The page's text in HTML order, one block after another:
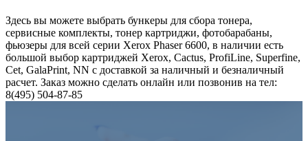
Здесь вы можете выбрать бункеры для сбора тонера,
сервисные комплекты, тонер картриджи, фотобарабаны,
фьюзеры для всей серии Xerox Phaser 6600, в наличии есть
большой выбор картриджей Xerox, Cactus, ProfiLine, Superfine,
Cet, GalaPrint, NN с доставкой за наличный и безналичный
расчет. Заказ можно сделать онлайн или позвонив на тел:
8(495) 504-87-85